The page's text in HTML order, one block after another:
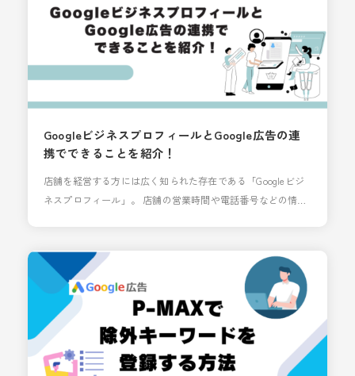
GoogleビジネスプロフィールとGoogle広告の連
携でできることを紹介！
店舗を経営する方には広く知られた存在である「Googleビジ
ネスプロフィール」。 店舗の営業時間や電話番号などの情報
フィールとGoogle広告を連携することでできることについて
解説していきます。 「Google ビジネス プロフィールを
Google 広告にリン